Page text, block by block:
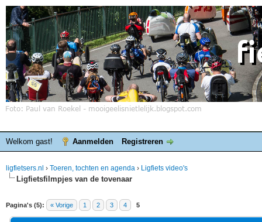
Welkom gast! Aanmelden Registreren
ligfietsers.nl › Toeren, tochten en agenda › Ligfiets video's
Ligfietsfilmpjes van de tovenaar
Pagina's (5): « Vorige 1 2 3 4 5
waardering is 0